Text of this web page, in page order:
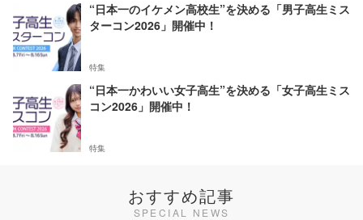
“日本一のイケメン高校生”を決める「男子高生ミス
ターコン2026」開催中！
特集
“日本一かわいい女子高生”を決める「女子高生ミス
コン2026」開催中！
特集
おすすめ記事
SPECIAL NEWS